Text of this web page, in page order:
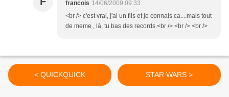
francois 14/06/2009 09:33
<br /> c'est vrai, j'ai un fils et je connais ca....mais tout
de meme , là, tu bas des records.<br /> <br /> <br />
< QUICKQUICK STAR WARS >